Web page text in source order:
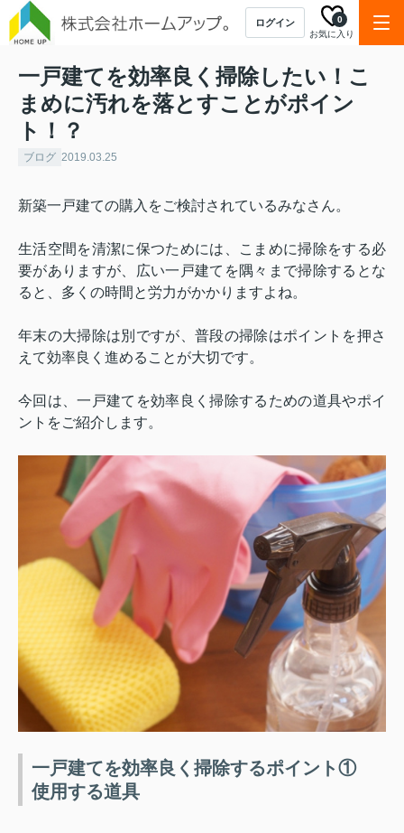
ログイン
お気に入り
0
一戸建てを効率良く掃除したい！こ
まめに汚れを落とすことがポイン
ト！？
ブログ 2019.03.25
新築一戸建ての購入をご検討されているみなさん。
生活空間を清潔に保つためには、こまめに掃除をする必
要がありますが、広い一戸建てを隅々まで掃除するとな
ると、多くの時間と労力がかかりますよね。
年末の大掃除は別ですが、普段の掃除はポイントを押さ
えて効率良く進めることが大切です。
今回は、一戸建てを効率良く掃除するための道具やポイ
ントをご紹介します。
一戸建てを効率良く掃除するポイント①
使用する道具